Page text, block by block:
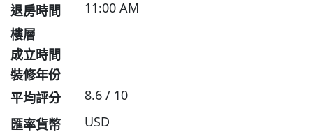
退房時間
11:00 AM
樓層
成立時間
裝修年份
平均評分
8.6 / 10
匯率貨幣
USD